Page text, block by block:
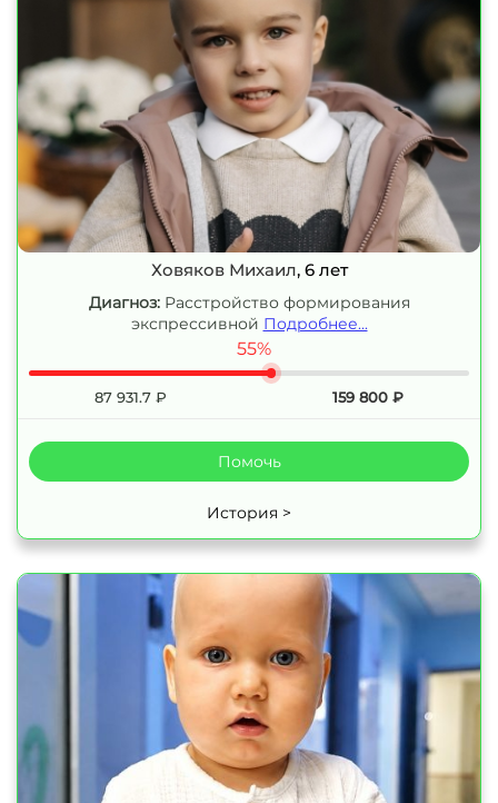
Ховяков Михаил, 6 лет
Диагноз: Расстройство формирования
экспрессивной Подробнее...
55%
87 931.7 ₽ 159 800₽
Помочь
История >